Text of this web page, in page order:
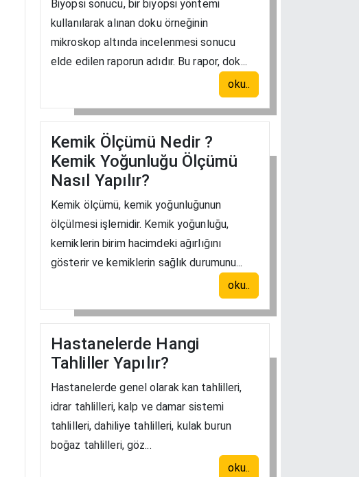
Biyopsi sonucu, bir biyopsi yöntemi
kullanılarak alınan doku örneğinin
mikroskop altında incelenmesi sonucu
elde edilen raporun adıdır. Bu rapor, dok...
oku..
Kemik Ölçümü Nedir ?
Kemik Yoğunluğu Ölçümü
Nasıl Yapılır?
Kemik ölçümü, kemik yoğunluğunun
ölçülmesi işlemidir. Kemik yoğunluğu,
kemiklerin birim hacimdeki ağırlığını
gösterir ve kemiklerin sağlık durumunu...
oku..
Hastanelerde Hangi
Tahliller Yapılır?
Hastanelerde genel olarak kan tahlilleri,
idrar tahlilleri, kalp ve damar sistemi
tahlilleri, dahiliye tahlilleri, kulak burun
boğaz tahlilleri, göz...
oku..